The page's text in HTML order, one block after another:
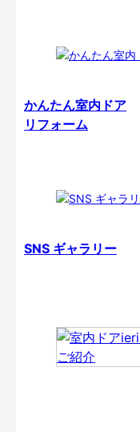
かんたん室内ドア
リフォーム
SNS ギャラリー